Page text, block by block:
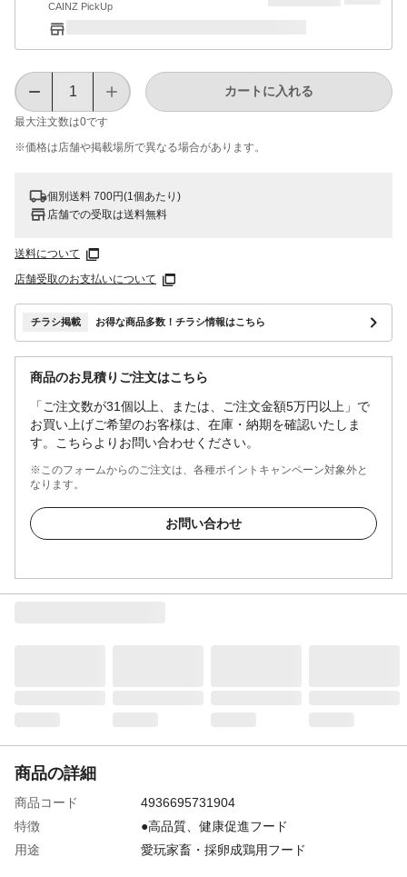
CAINZ PickUp
最大注文数は0です
カートに入れる
※価格は​店舗や​掲載場所で​異なる​場合が​あります。
個別送料 700円(1個あたり)
店舗での受取は送料無料
送料について
店舗受取のお支払いについて
チラシ掲載 お得な商品多数！チラシ情報はこちら
商品のお見積りご注文はこちら
「ご注文数が31個以上、または、ご注文金額5万円以上」で
お買い上げご希望のお客様は、在庫・納期を確認いたしま
す。こちらよりお問い合わせください。
※このフォームからのご注文は、各種ポイントキャンペーン対象外と
なります。
お問い合わせ
商品の詳細
商品コード
4936695731904
特徴
●高品質、健康促進フード
用途
愛玩家畜・採卵成鶏用フード